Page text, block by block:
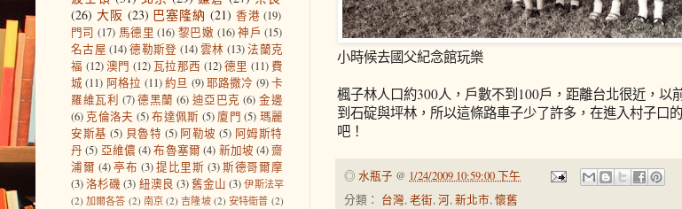
小時候去國父紀念館玩樂
楓子林人口約300人，戶數不到100戶，距離台北很近，
到石碇與坪林，所以這條路車子少了許多，在進入村子口
吧！
◎ 水瓶子 @ 1/24/2009 10:59:00 下午
分類： 台灣,老街,河,新北市,懷舊
(26) 大阪 (23) 巴塞隆納 (21) 香港 (19)
門司 (17) 馬德里 (16) 黎巴嫩 (16) 神戶 (15)
名古屋 (14) 德勒斯登 (14)雲林 (13)法蘭克
福 (12) 澳門 (12)瓦拉那西 (12) 德里 (11) 費
城 (11) 阿格拉 (11)約旦 (9) 耶路撒冷 (9)卡
羅維瓦利 (7) 德黑蘭 (6) 迪亞巴克 (6) 金邊
(6) 克倫洛夫 (5)布達佩斯 (5) 廈門 (5) 瑪麗
安斯基 (5) 貝魯特 (5) 阿勒坡 (5) 阿姆斯特
丹 (5) 亞維儂 (4) 布魯塞爾 (4) 新加坡 (4) 齋
浦爾 (4) 亭布 (3) 提比里斯 (3) 斯德哥爾摩
(3)洛杉磯 (3) 紐澳良 (3)舊金山 (3) 伊斯法罕
(2) 加爾各答 (2) 南京 (2) 吉隆坡 (2) 安特衛普 (2)